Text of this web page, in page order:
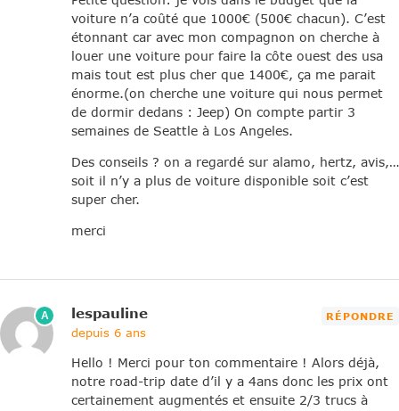
voiture n’a coûté que 1000€ (500€ chacun). C’est
étonnant car avec mon compagnon on cherche à
louer une voiture pour faire la côte ouest des usa
mais tout est plus cher que 1400€, ça me parait
énorme.(on cherche une voiture qui nous permet
de dormir dedans : Jeep) On compte partir 3
semaines de Seattle à Los Angeles.
Des conseils ? on a regardé sur alamo, hertz, avis,…
soit il n’y a plus de voiture disponible soit c’est
super cher.
merci
A lespauline
depuis 6 ans
RÉPONDRE
Hello ! Merci pour ton commentaire ! Alors déjà,
notre road-trip date d’il y a 4ans donc les prix ont
certainement augmentés et ensuite 2/3 trucs à